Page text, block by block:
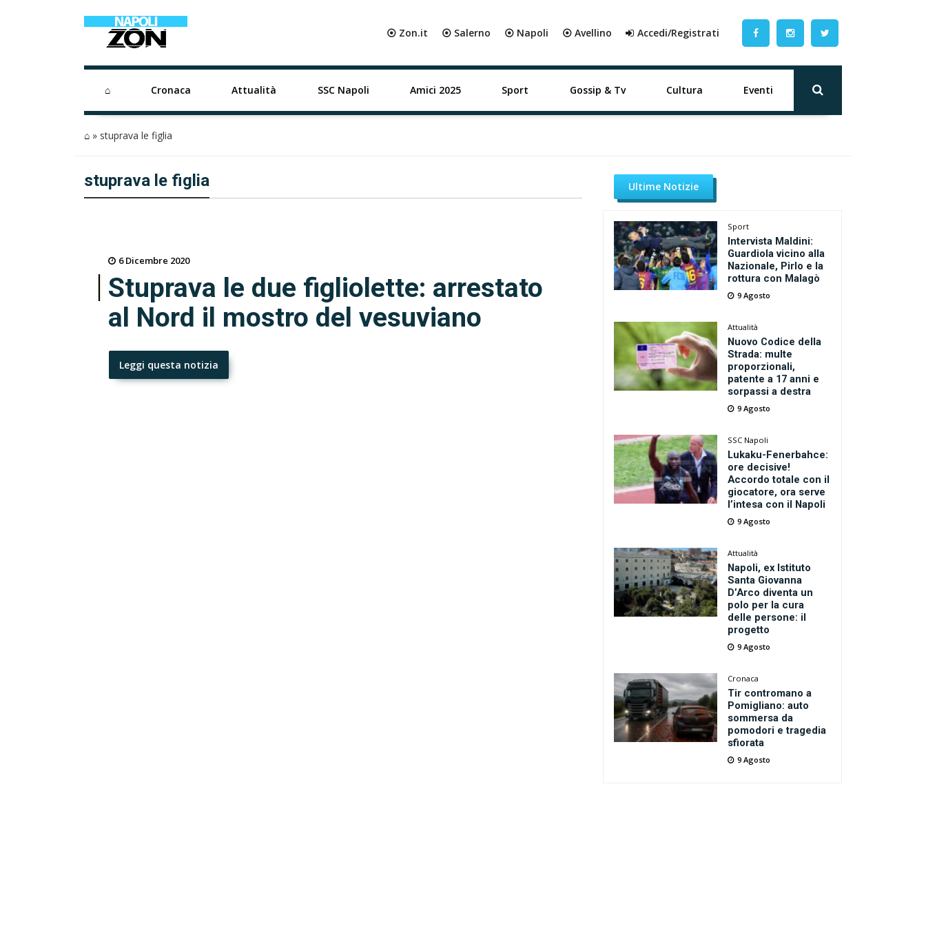
⦿ Zon.it ⦿ Salerno ⦿ Napoli ⦿ Avellino Accedi/Registrati
⌂ Cronaca Attualità SSC Napoli Amici 2025 Sport Gossip & Tv Cultura Eventi
⌂ » stuprava le figlia
stuprava le figlia
6 Dicembre 2020
Stuprava le due figliolette: arrestato
al Nord il mostro del vesuviano
Leggi questa notizia
Ultime Notizie
Sport
Intervista Maldini:
Guardiola vicino alla
Nazionale, Pirlo e la
rottura con Malagò
9 Agosto
Attualità
Nuovo Codice della
Strada: multe
proporzionali,
patente a 17 anni e
sorpassi a destra
9 Agosto
SSC Napoli
Lukaku-Fenerbahce:
ore decisive!
Accordo totale con il
giocatore, ora serve
l’intesa con il Napoli
9 Agosto
Attualità
Napoli, ex Istituto
Santa Giovanna
D’Arco diventa un
polo per la cura
delle persone: il
progetto
9 Agosto
Cronaca
Tir contromano a
Pomigliano: auto
sommersa da
pomodori e tragedia
sfiorata
9 Agosto